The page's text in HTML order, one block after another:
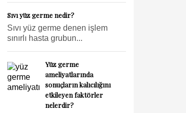
Sıvı yüz germe nedir?
Sıvı yüz germe denen işlem
sınırlı hasta grubun...
Yüz germe
ameliyatlarında
sonuçların kalıcılığını
etkileyen faktörler
nelerdir?